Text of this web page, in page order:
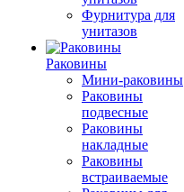
Фурнитура для
унитазов
Раковины
Мини-раковины
Раковины
подвесные
Раковины
накладные
Раковины
встраиваемые